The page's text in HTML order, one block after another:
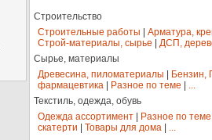
Строительство
Строительные работы
Арматура,
Строй-материалы, сырье
ДСП,
Сырье, материалы
Древесина, пиломатериалы
Бензин,
фармацевтика
Разное по теме
...
Текстиль, одежда, обувь
Одежда ассортимент
Разное по теме
скатерти
Товары для дома ...